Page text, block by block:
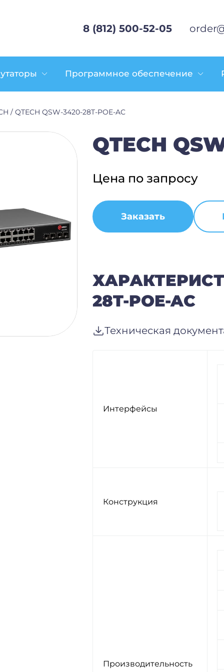
8 (812) 500-52-05
Программное обеспечение
/ QTECH QSW-3420-28T-POE-AC
QTECH
Цена по запросу
Заказать
28T-POE-AC
Техническая
Интерфейсы
Конструкция
Производительность